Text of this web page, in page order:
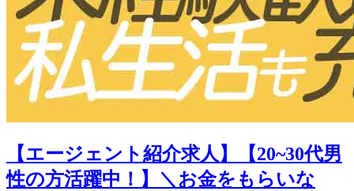
【エージェント紹介求人】【20~30代男
性の方活躍中！】＼お金をもらいな